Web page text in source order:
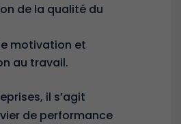
de la qualité du
motivation et
au travail.
il s’agit
de performance